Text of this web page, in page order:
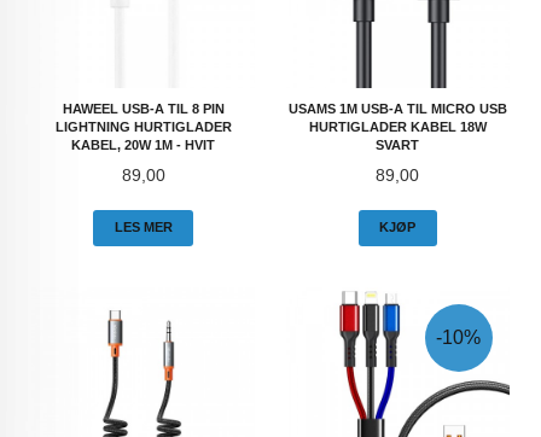
HAWEEL USB-A TIL 8 PIN
LIGHTNING HURTIGLADER
KABEL, 20W 1M - HVIT
Pris
89,00
LES MER
USAMS 1M USB-A TIL MICRO USB
HURTIGLADER KABEL 18W
SVART
Pris
89,00
KJØP
-10%